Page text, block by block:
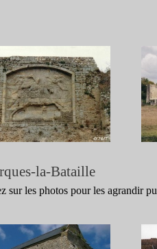
sur les photos pour les
la-Bataille